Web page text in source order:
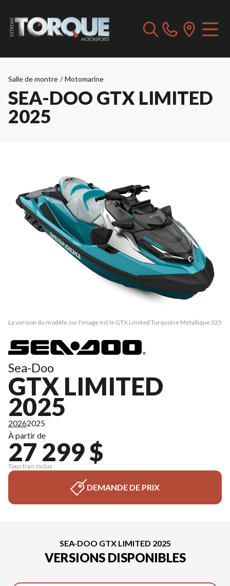
Salle de montre / Motomarine
SEA-DOO GTX LIMITED
2025
La version du modèle sur l'image est le GTX Limited Turquoise Métallique 325
Sea-Doo
GTX LIMITED
2025
20262025
À partir de
27 299 $
Tous frais inclus
DEMANDE DE PRIX
SEA-DOO GTX LIMITED 2025
VERSIONS DISPONIBLES